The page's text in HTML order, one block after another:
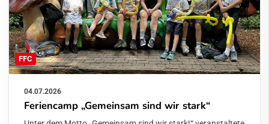
FFC
04.07.2026
Feriencamp „Gemeinsam sind wir stark“